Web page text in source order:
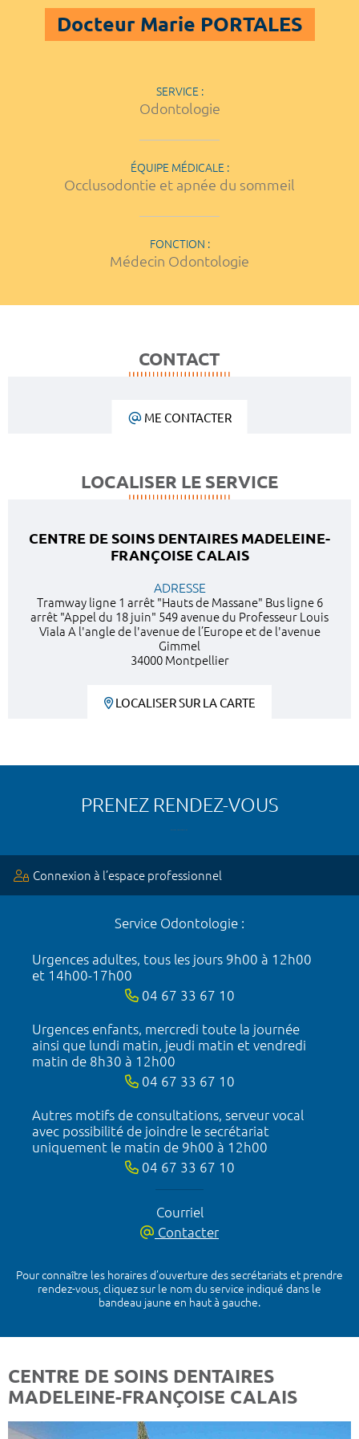
Docteur Marie PORTALES
SERVICE :
Odontologie
ÉQUIPE MÉDICALE :
Occlusodontie et apnée du sommeil
FONCTION :
Médecin Odontologie
CONTACT
ME CONTACTER
LOCALISER LE SERVICE
CENTRE DE SOINS DENTAIRES MADELEINE-
FRANÇOISE CALAIS
ADRESSE
Tramway ligne 1 arrêt "Hauts de Massane" Bus ligne 6
arrêt "Appel du 18 juin" 549 avenue du Professeur Louis
Viala A l'angle de l'avenue de l’Europe et de l'avenue
Gimmel
34000 Montpellier
LOCALISER SUR LA CARTE
PRENEZ RENDEZ-VOUS
Connexion à l’espace professionnel
Service Odontologie :
Urgences adultes, tous les jours 9h00 à 12h00
et 14h00-17h00
04 67 33 67 10
Urgences enfants, mercredi toute la journée
ainsi que lundi matin, jeudi matin et vendredi
matin de 8h30 à 12h00
04 67 33 67 10
Autres motifs de consultations, serveur vocal
avec possibilité de joindre le secrétariat
uniquement le matin de 9h00 à 12h00
04 67 33 67 10
Courriel
Contacter
Pour connaître les horaires d’ouverture des secrétariats et prendre
rendez-vous, cliquez sur le nom du service indiqué dans le
bandeau jaune en haut à gauche.
CENTRE DE SOINS DENTAIRES
MADELEINE-FRANÇOISE CALAIS